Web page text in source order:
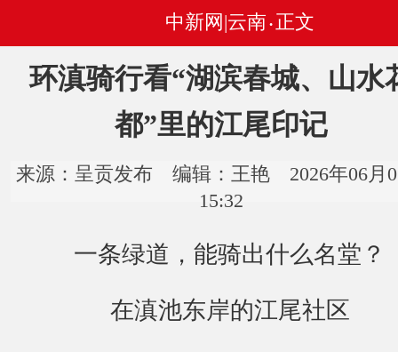
中新网|云南 • 正文
环滇骑行看“湖滨春城、山水
都”里的江尾印记
来源：呈贡发布 编辑：王艳 2026年06月
15:32
一条绿道，能骑出什么名堂？
在滇池东岸的江尾社区